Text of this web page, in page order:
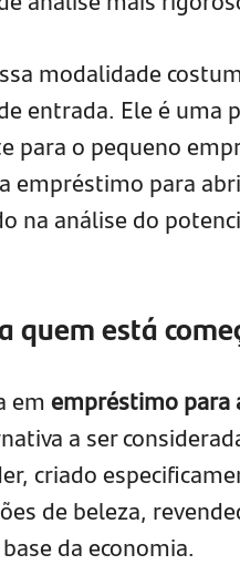
modalidade
entrada. Ele é uma
para o pequeno
empréstimo para
na análise do
quem está
emempréstimo para
a ser
criado
de beleza,
da economia.